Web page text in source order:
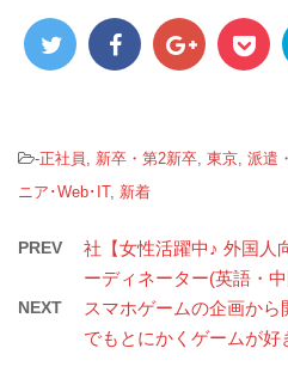
-正社員 新卒・第2新卒 東京 派遣
ニア･Web･IT, 新着
PREV
社【女性活躍中♪ 外国人
ーディネーター(英語・中
NEXT
スマホゲームの企画か
でもとにかくゲームが好